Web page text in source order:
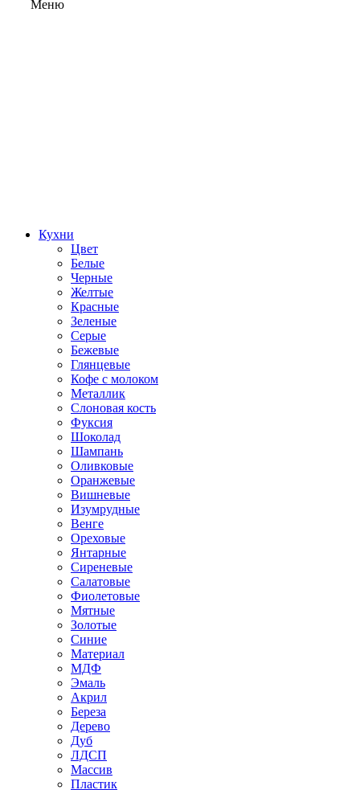
Меню
Кухни
Цвет
Белые
Черные
Желтые
Красные
Зеленые
Серые
Бежевые
Глянцевые
Кофе с молоком
Металлик
Слоновая кость
Фуксия
Шоколад
Шампань
Оливковые
Оранжевые
Вишневые
Изумрудные
Венге
Ореховые
Янтарные
Сиреневые
Салатовые
Фиолетовые
Мятные
Золотые
Синие
Материал
МДФ
Эмаль
Акрил
Береза
Дерево
Дуб
ЛДСП
Массив
Пластик